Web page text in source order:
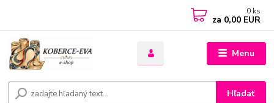
Menu
Hľadať
0 ks
za 0,00 EUR